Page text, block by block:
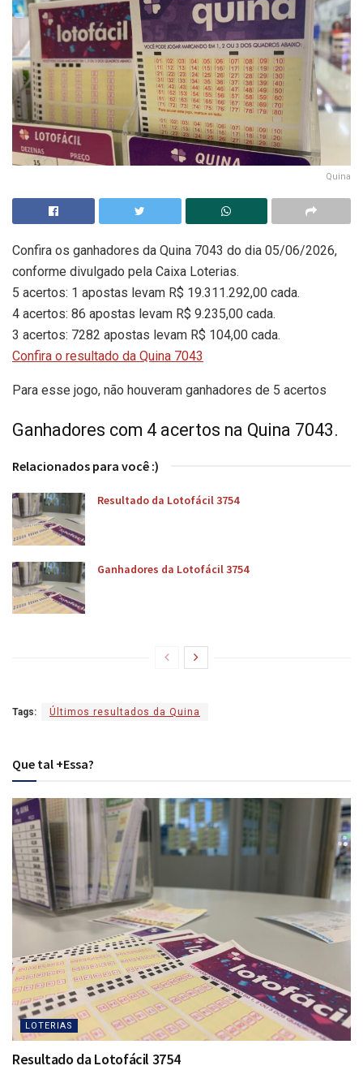
Quina
Confira os ganhadores da Quina 7043 do dia 05/06/2026,
conforme divulgado pela Caixa Loterias.
5 acertos: 1 apostas levam R$ 19.311.292,00 cada.
4 acertos: 86 apostas levam R$ 9.235,00 cada.
3 acertos: 7282 apostas levam R$ 104,00 cada.
Confira o resultado da Quina 7043
Para esse jogo, não houveram ganhadores de 5 acertos
Ganhadores com 4 acertos na Quina 7043.
Relacionados para você :)
Resultado da Lotofácil 3754
Ganhadores da Lotofácil 3754
Tags: Últimos resultados da Quina
Que tal +Essa?
LOTERIAS
Resultado da Lotofácil 3754